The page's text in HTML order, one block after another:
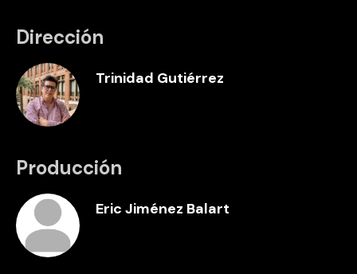
Dirección
Trinidad Gutiérrez
Producción
Eric Jiménez Balart